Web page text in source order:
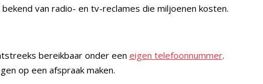
van radio- en tv-reclames die miljoenen kosten.
bereikbaar onder een eigen telefoonnummer.
op een afspraak maken.